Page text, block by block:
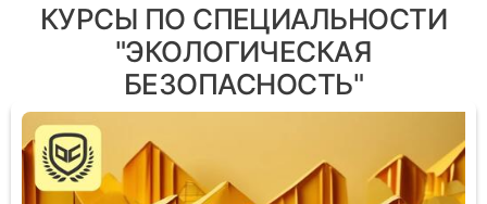
КУРСЫ ПО СПЕЦИАЛЬНОСТИ
"ЭКОЛОГИЧЕСКАЯ
БЕЗОПАСНОСТЬ"